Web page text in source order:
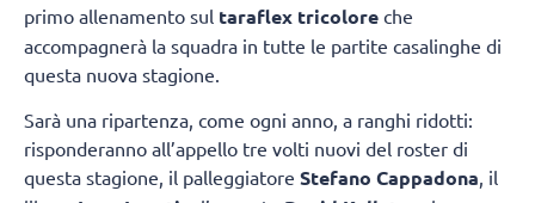
primo allenamento sul taraflex tricolore che
accompagnerà la squadra in tutte le partite casalinghe di
questa nuova stagione.
Sarà una ripartenza, come ogni anno, a ranghi ridotti:
risponderanno all’appello tre volti nuovi del roster di
questa stagione, il palleggiatore Stefano Cappadona, il